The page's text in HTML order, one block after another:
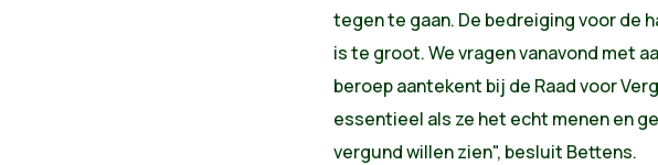
tegen te gaan. De bedreiging voor de
is te groot. We vragen vanavond met
beroep aantekent bij de Raad voor
essentieel als ze het echt menen en
vergund willen zien", besluit Bettens.